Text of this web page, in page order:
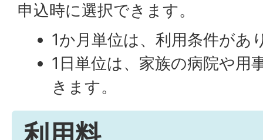
申込時に選択できます。
1か月単位は、利用条件があ
1日単位は、家族の病院や用
きます。